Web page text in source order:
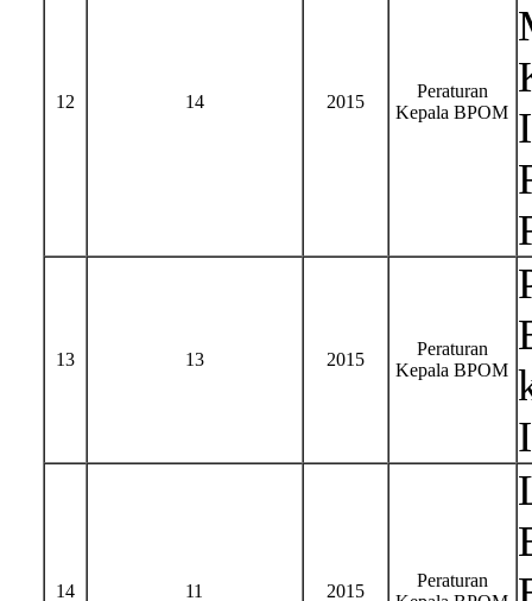
12 14 2015
Peraturan
Kepala BPOM
13 13 2015
Peraturan
Kepala BPOM
14 11 2015
Peraturan